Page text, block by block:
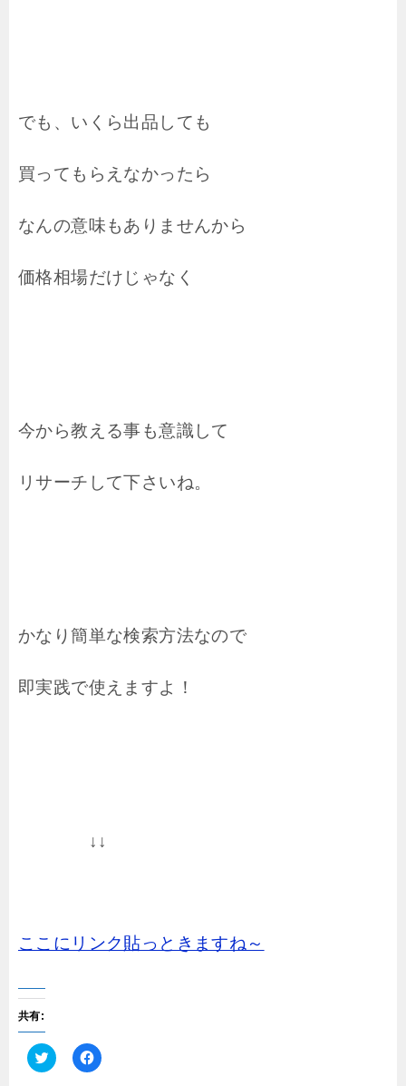
でも、いくら出品しても
買ってもらえなかったら
なんの意味もありませんから
価格相場だけじゃなく
今から教える事も意識して
リサーチして下さいね。
かなり簡単な検索方法なので
即実践で使えますよ！
↓↓
ここにリンク貼っときますね～
共有:
ク F